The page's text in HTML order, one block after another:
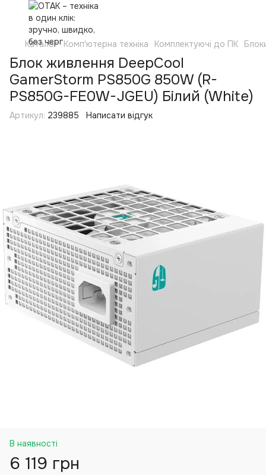
Каталог Комп'ютерна техніка Комплектуючі до ПК
Блок живлення DeepCool
GamerStorm PS850G 850W (R-
PS850G-FE0W-JGEU) Білий (White)
Артикул: 239885 Написати відгук
В наявності
6 119 грн